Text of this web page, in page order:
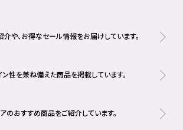
や、お得なセール情報をお届けしています。
性を兼ね備えた商品を掲載しています。
のおすすめ商品をご紹介しています。